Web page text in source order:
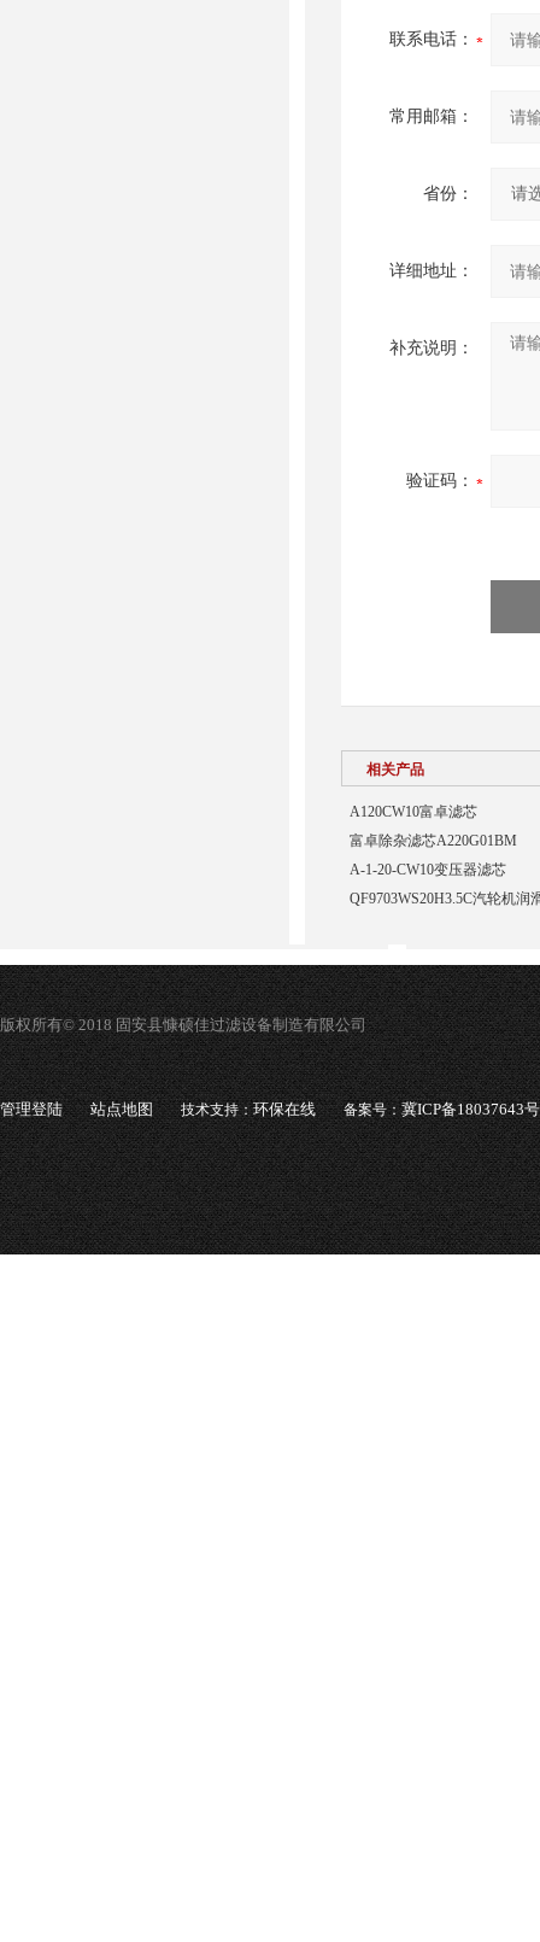
联系电话：
常用邮箱：
省份：
详细地址：
补充说明：
验证码：
相关产品
A120CW10富卓滤芯
富卓除杂滤芯A220G01BM
A-1-20-CW10变压器滤芯
QF9703WS20H3.5C汽轮机润
版权所有© 2018 固安县慷硕佳过滤设备制造有限公司
管理登陆 站点地图 技术支持：环保在线 备案号：冀ICP备18037643